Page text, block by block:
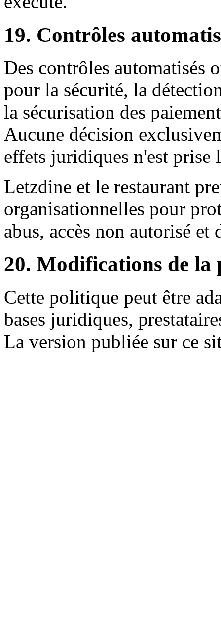
19. Contrôles
Des contrôles automatisés
pour la sécurité, la
la sécurisation des
Aucune décision
effets juridiques n'est
Letzdine et le restaurant
organisationnelles pour
abus, accès non autorisé
20. Modifications de la
Cette politique peut être
bases juridiques,
La version publiée sur ce